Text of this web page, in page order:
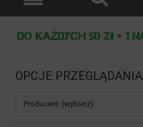
OPCJE PRZEGLĄDANIA
Producent: (wybierz)